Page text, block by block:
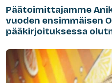
Päätoimittajamme
vuoden ensimmäisen
pääkirjoituksessa